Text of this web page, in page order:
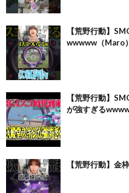
【荒野行動】
wwwww（Maro）
【荒野行動】
が強すぎる
【荒野行動】金